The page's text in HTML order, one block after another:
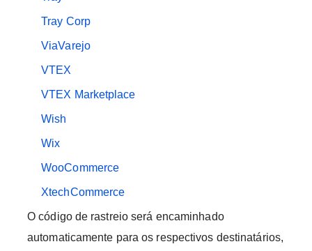
Tray Corp
ViaVarejo
VTEX
VTEX Marketplace
Wish
Wix
WooCommerce
XtechCommerce
O código de rastreio será encaminhado
automaticamente para os respectivos destinatários,